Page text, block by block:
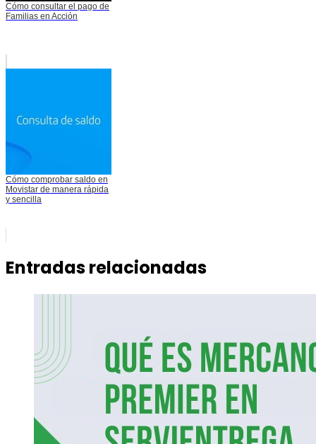
Cómo consultar el pago de
Familias en Acción
Cómo comprobar saldo en
Movistar de manera rápida
y sencilla
Entradas relacionadas